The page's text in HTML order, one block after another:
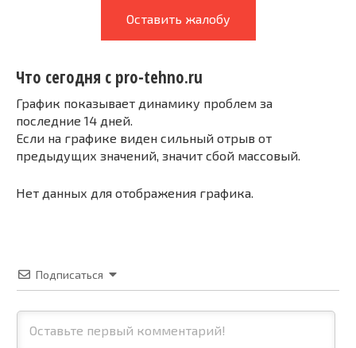
Оставить жалобу
Что сегодня с pro-tehno.ru
График показывает динамику проблем за
последние 14 дней.
Если на графике виден сильный отрыв от
предыдущих значений, значит сбой массовый.
Нет данных для отображения графика.
Подписаться